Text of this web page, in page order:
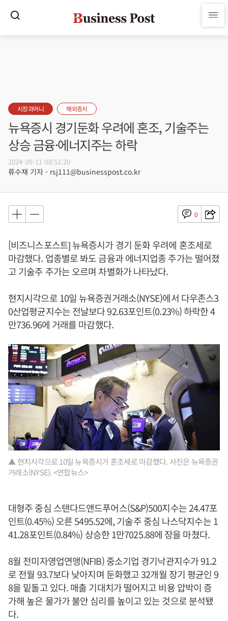
시장과머니 해외증시
뉴욕증시 경기둔화 우려에 혼조, 기술주는
상승 금융·에너지주는 하락
2024-09-11 08:51:20
류수재 기자 - rsj111@businesspost.co.kr
0
[비즈니스포스트] 뉴욕증시가 경기 둔화 우려에 혼조세로
마감했다. 업종별로 봐도 금융과 에너지업종 주가는 떨어졌
고 기술주 주가는 오르며 차별화가 나타났다.
현지시각으로 10일 뉴욕증권거래소(NYSE)에서 다우존스3
0산업평균지수는 전날보다 92.63포인트(0.23%) 하락한 4
만736.96에 거래를 마감했다.
▲ 현지시각으로 10일 뉴욕증시가 혼조세로 마감했다. 사진은 뉴욕증권
거래소(NYSE). <연합뉴스>
대형주 중심 스탠다드앤드푸어스(S&P)500지수는 24.47포
인트(0.45%) 오른 5495.52에, 기술주 중심 나스닥지수는 1
41.28포인트(0.84%) 상승한 1만7025.88에 장을 마쳤다.
8월 전미자영업연맹(NFIB) 중소기업 경기낙관지수가 91.2
로 전월 93.7보다 낮아지며 둔화했고 32개월 장기 평균인 9
8을 밑돌고 있다. 매출 기대치가 떨어지고 비용 압박이 증
가해 높은 물가가 불안 심리를 높이고 있는 것으로 분석됐
다.